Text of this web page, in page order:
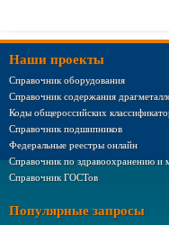
Наши проекты
Справочник оборудования
Справочник содержания
Коды общероссийских
Справочник подшипников
Федеральные реестры онлайн
Справочник по здравоохранению и
Справочник ГОСТов
Популярные запросы